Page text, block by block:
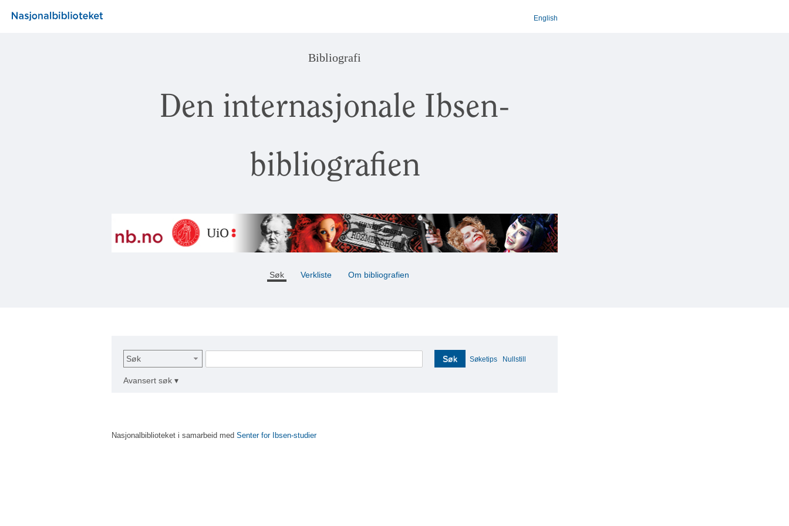
English
Bibliografi
Den internasjonale Ibsen-
bibliografien
Søk Verkliste Om bibliografien
Søk Søk Søketips Nullstill
Avansert søk ▾
Nasjonalbiblioteket i samarbeid med Senter for Ibsen-studier